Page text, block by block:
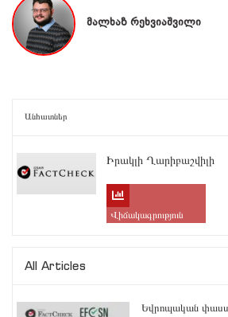
მალხაზ რეხვიაშვილი
Անհատներ
Իրակլի Ղարիբաշվիլի
Վիճակագրություն
All Articles
Եվրոպական